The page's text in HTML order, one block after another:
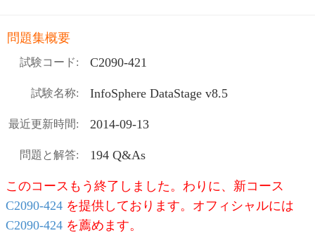
問題集概要
試験コード: C2090-421
試験名称: InfoSphere DataStage v8.5
最近更新時間: 2014-09-13
問題と解答: 194 Q&As
このコースもう終了しました。わりに、新コース
C2090-424 を提供しております。オフィシャルには
C2090-424 を薦めます。